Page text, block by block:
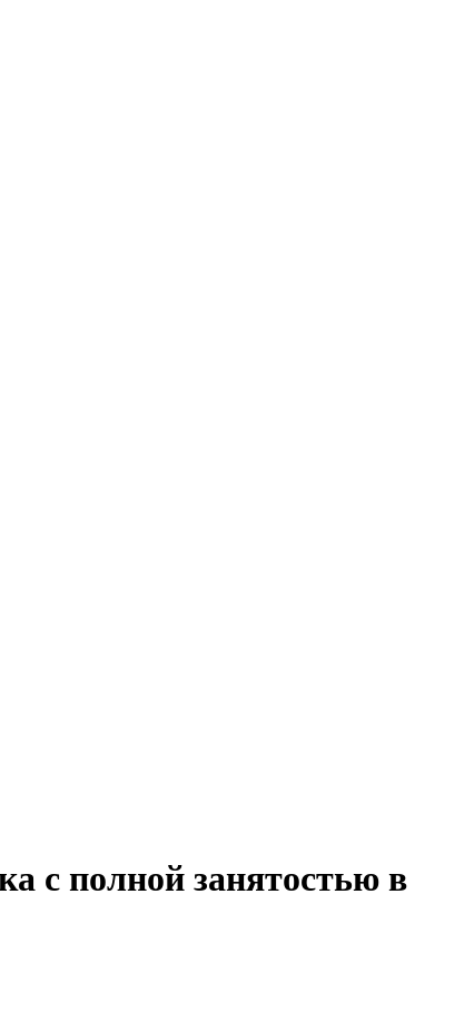
с полной занятостью в